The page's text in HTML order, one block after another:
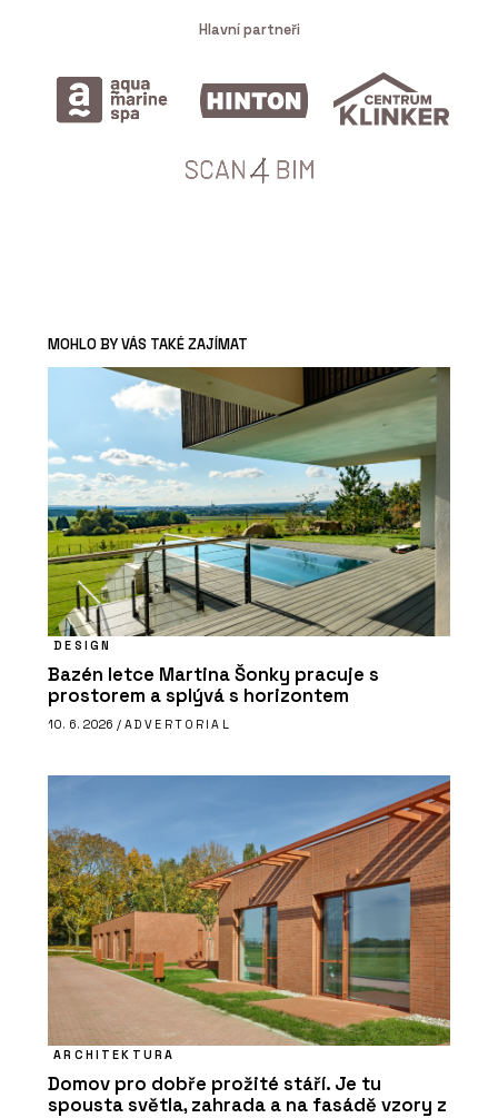
Hlavní partneři
MOHLO BY VÁS TAKÉ ZAJÍMAT
DESIGN
Bazén letce Martina Šonky pracuje s
prostorem a splývá s horizontem
10. 6. 2026 / ADVERTORIAL
ARCHITEKTURA
Domov pro dobře prožité stáří. Je tu
spousta světla, zahrada a na fasádě vzory z